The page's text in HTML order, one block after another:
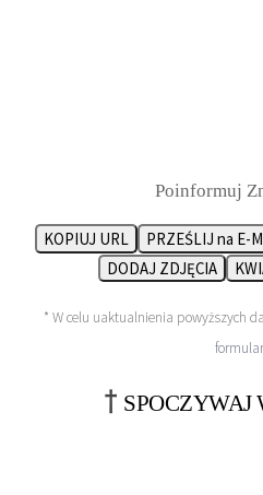
Poinformuj
KOPIUJ URL PRZEŚLIJ na E-
DODAJ ZDJĘCIA
* W celu uaktualnienia powyższych
† SPOCZYWAJ